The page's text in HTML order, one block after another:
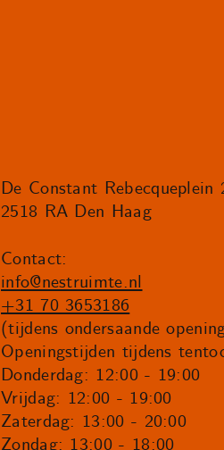
De Constant Rebecqueplein
2518 RA Den Haag
Contact:
info@nestruimte.nl
+31 70 3653186
(tijdens ondersaande
Openingstijden tijdens
Donderdag: 12:00 - 19:00
Vrijdag: 12:00 - 19:00
Zaterdag: 13:00 - 20:00
Zondag: 13:00 - 18:00